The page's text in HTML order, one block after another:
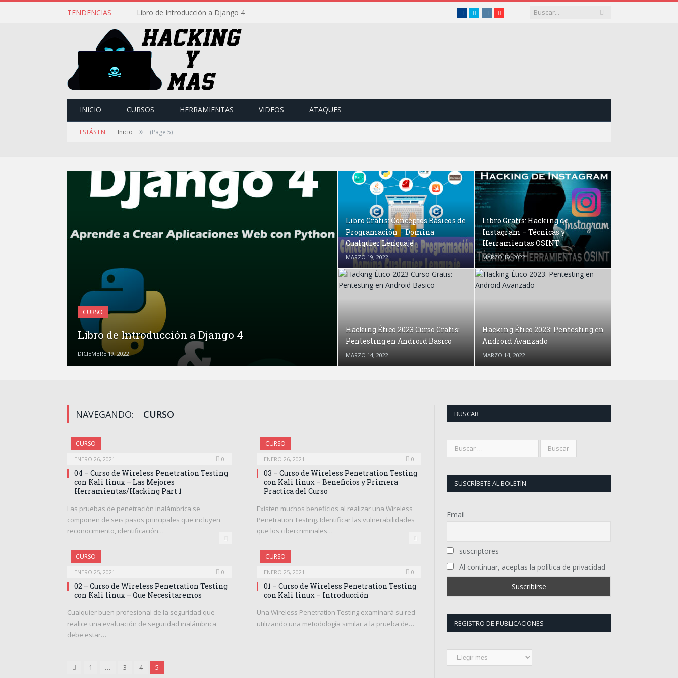
TENDENCIAS Libro de Introducción a Django 4 Facebook
TwitterInstagramYoutube
INICIO CURSOS HERRAMIENTAS VIDEOS ATAQUES
ESTÁS EN: Inicio » (Page 5)
CURSO
Libro de Introducción a Django 4
DICIEMBRE 19, 2022
Libro Gratis: Conceptos Básicos de
Programación – Domina
Cualquier Lenguaje
MARZO 19, 2022
Libro Gratis: Hacking de
Instagram – Técnicas y
Herramientas OSINT
MARZO 19, 2022
Hacking Ético 2023 Curso Gratis:
Pentesting en Android Basico
MARZO 14, 2022
Hacking Ético 2023: Pentesting en
Android Avanzado
MARZO 14, 2022
NAVEGANDO: CURSO
CURSO
ENERO 26, 2021 0
04 – Curso de Wireless Penetration Testing
con Kali linux – Las Mejores
Herramientas/Hacking Part 1
Las pruebas de penetración inalámbrica se
componen de seis pasos principales que incluyen
reconocimiento, identificación…
CURSO
ENERO 26, 2021 0
03 – Curso de Wireless Penetration Testing
con Kali linux – Beneficios y Primera
Practica del Curso
Existen muchos beneficios al realizar una Wireless
Penetration Testing. Identificar las vulnerabilidades
que los cibercriminales…
CURSO
ENERO 25, 2021 0
02 – Curso de Wireless Penetration Testing
con Kali linux – Que Necesitaremos
Cualquier buen profesional de la seguridad que
realice una evaluación de seguridad inalámbrica
debe estar…
CURSO
ENERO 25, 2021 0
01 – Curso de Wireless Penetration Testing
con Kali linux – Introducción
Una Wireless Penetration Testing examinará su red
utilizando una metodología similar a la prueba de…
Anterior
1 … 3 4 5
BUSCAR
SUSCRÍBETE AL BOLETÍN
Email
suscriptores
Al continuar, aceptas la política de privacidad
REGISTRO DE PUBLICACIONES
Registro